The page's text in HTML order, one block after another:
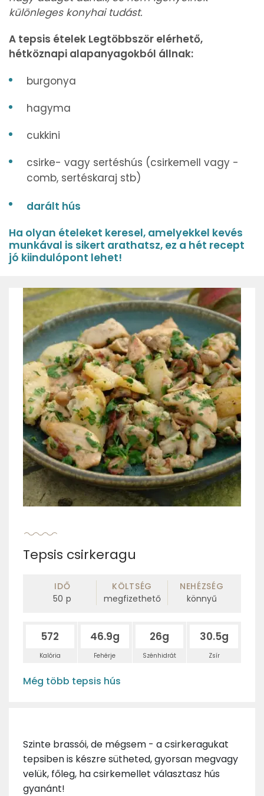
különleges konyhai tudást.
A tepsis ételek Legtöbbször elérhető,
hétköznapi alapanyagokból állnak:
burgonya
hagyma
cukkini
csirke- vagy sertéshús (csirkemell vagy -
comb, sertéskaraj stb)
darált hús
Ha olyan ételeket keresel, amelyekkel kevés
munkával is sikert arathatsz, ez a hét recept
jó kiindulópont lehet!
Tepsis csirkeragu
IDŐ
50 p
KÖLTSÉG
megfizethető
NEHÉZSÉG
könnyű
572
Kalória
46.9g
Fehérje
26g
Szénhidrát
30.5g
Zsír
Még több tepsis hús
Szinte brassói, de mégsem - a csirkeragukat
tepsiben is készre sütheted, gyorsan megvagy
velük, főleg, ha csirkemellet választasz hús
gyanánt!